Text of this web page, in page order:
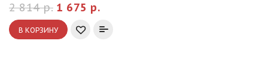
1 675 р.
2 814 р.
В КОРЗИНУ